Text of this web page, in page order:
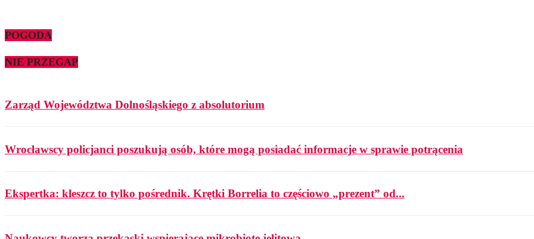
POGODA
NIE PRZEGAP
Zarząd Województwa Dolnośląskiego z absolutorium
Wrocławscy policjanci poszukują osób, które mogą posiadać informacje w sprawie potrącenia
Ekspertka: kleszcz to tylko pośrednik. Krętki Borrelia to częściowo „prezent” od...